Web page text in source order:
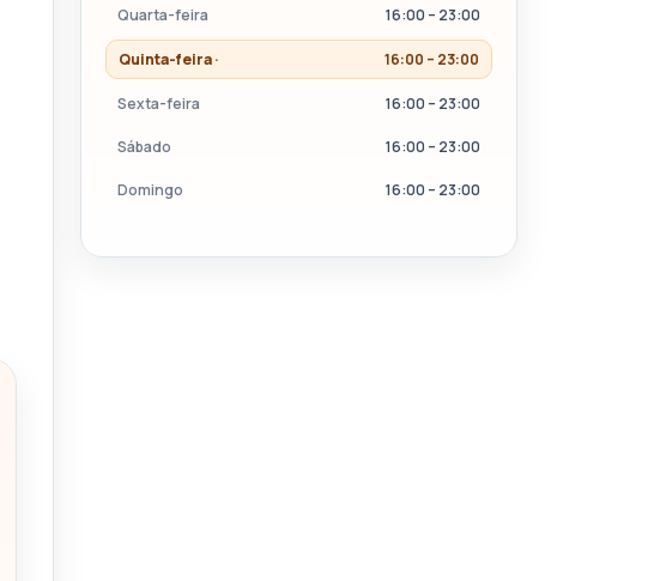
Quarta-feira 16:00 – 23:00
Quinta-feira · 16:00 – 23:00
Sexta-feira 16:00 – 23:00
Sábado 16:00 – 23:00
Domingo 16:00 – 23:00